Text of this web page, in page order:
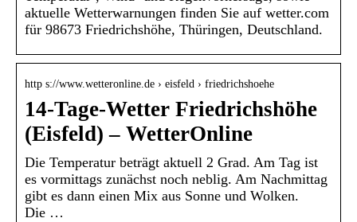
aktuelle Wetterwarnungen finden Sie auf wetter.com
für 98673 Friedrichshöhe, Thüringen, Deutschland.
http s://www.wetteronline.de › eisfeld › friedrichshoehe
14-Tage-Wetter Friedrichshöhe
(Eisfeld) – WetterOnline
Die Temperatur beträgt aktuell 2 Grad. Am Tag ist
es vormittags zunächst noch neblig. Am Nachmittag
gibt es dann einen Mix aus Sonne und Wolken.
Die …